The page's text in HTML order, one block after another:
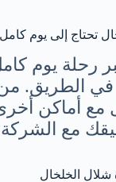
رحلة يوم
الطريق. من
مع أماكن
مع الشركة
شلال الخلخال